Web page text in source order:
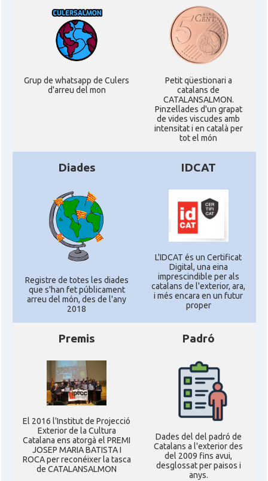
Grup de whatsapp de Culers
d'arreu del mon
Petit qüestionari a
catalans de
CATALANSALMON.
Pinzellades d'un grapat
de vides viscudes amb
intensitat i en català per
tot el món
Diades
Registre de totes les diades
que s'han fet públicament
arreu del món, des de l'any
2018
IDCAT
L'IDCAT és un Certificat
Digital, una eina
imprescindible per als
catalans de l'exterior, ara,
i més encara en un futur
proper
Premis
El 2016 l'Institut de Projecció
Exterior de la Cultura
Catalana ens atorgà el PREMI
JOSEP MARIA BATISTA I
ROCA per reconéixer la tasca
de CATALANSALMON
Padró
Dades del del padró de
Catalans a l'exterior des
del 2009 fins avui,
desglossat per paisos i
anys.